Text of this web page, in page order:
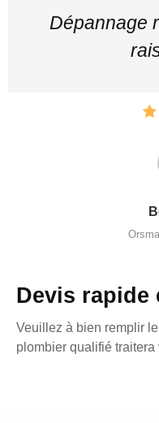
Dépannage
Devis rapide
Veuillez à bien remplir
plombier qualifié